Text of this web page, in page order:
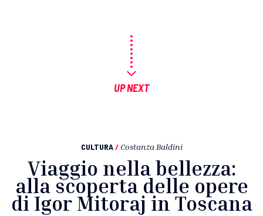
UP NEXT
CULTURA / Costanza Baldini
Viaggio nella bellezza:
alla scoperta delle opere
di Igor Mitoraj in Toscana